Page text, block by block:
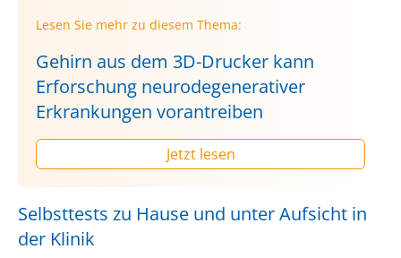
Lesen Sie mehr zu diesem Thema:
Gehirn aus dem 3D-Drucker kann
Erforschung neurodegenerativer
Erkrankungen vorantreiben
Jetzt lesen
Selbsttests zu Hause und unter Aufsicht in
der Klinik